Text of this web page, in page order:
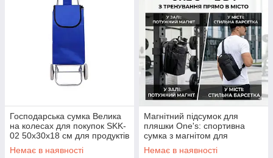
Господарська сумка Велика
на колесах для покупок SKK-
02 50х30х18 см для продуктів
на колесах Синій ЕКОБОКС
Немає в наявності
Магнітний підсумок для
пляшки One's: спортивна
сумка з магнітом для
спортзалу та барсетка через
плече ЕКОБОКС
Немає в наявності